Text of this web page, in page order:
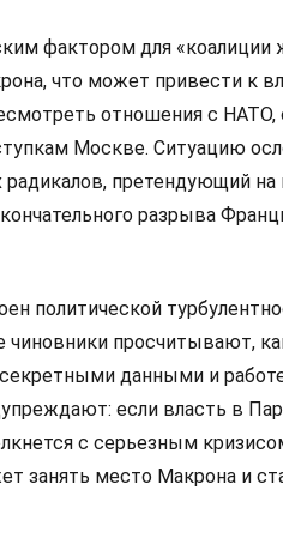
фактором для «коалиции
что может привести к
отношения с
Москве. Ситуацию
радикалов, претендующий
разрыва
политической
чиновники просчитывают,
данными и
если власть в
с серьезным
занять место Макрона и